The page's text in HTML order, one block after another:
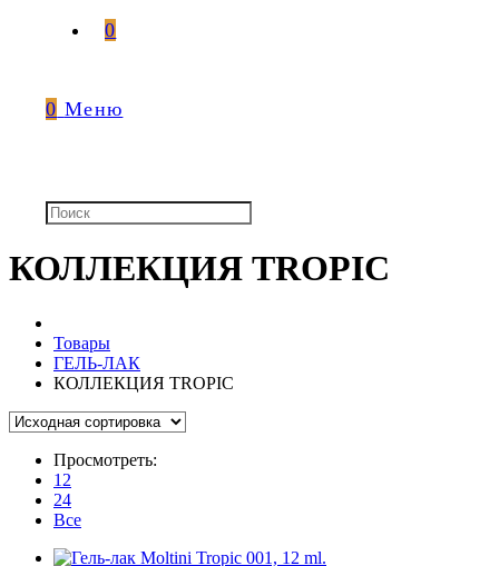
0
0 Меню
КОЛЛЕКЦИЯ TROPIC
Товары
ГЕЛЬ-ЛАК
КОЛЛЕКЦИЯ TROPIC
Просмотреть:
12
24
Все